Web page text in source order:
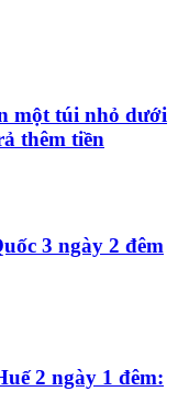
một túi nhỏ dưới
thêm tiền
3 ngày 2 đêm
2 ngày 1 đêm: